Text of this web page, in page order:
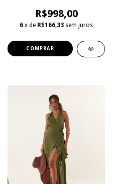
R$998,00
6 x de R$166,33 sem juros
COMPRAR